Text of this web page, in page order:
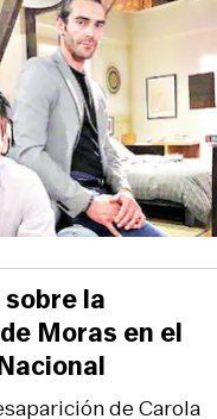
de Carola
la
Moras en el